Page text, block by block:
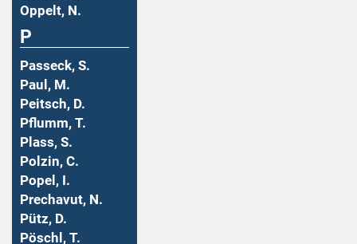
Oppelt, N.
P
Passeck, S.
Paul, M.
Peitsch, D.
Pflumm, T.
Plass, S.
Polzin, C.
Popel, I.
Prechavut, N.
Pütz, D.
Pöschl, T.